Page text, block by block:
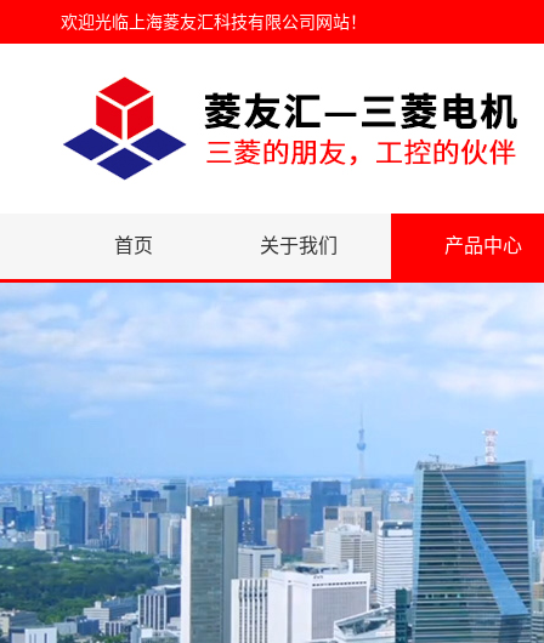
欢迎光临 上海菱友汇科技有限公司网站！
首页 关于我们 产品中心